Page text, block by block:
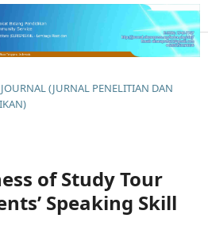
(JURNAL PENELITIAN DAN
of Study Tour
Speaking Skill